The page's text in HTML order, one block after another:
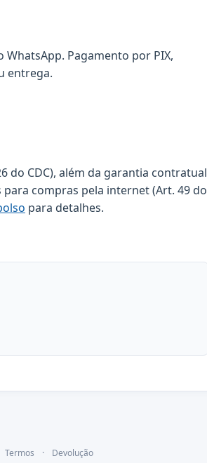
Pagamento por PIX,
entrega.
do CDC), além da garantia contratual
compras pela internet (Art. 49 do
para detalhes.
Termos · Devolução